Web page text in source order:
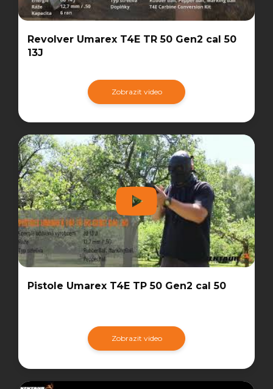
Revolver Umarex T4E TR 50 Gen2 cal 50
13J
Zobrazit video
Pistole Umarex T4E TP 50 Gen2 cal 50
Zobrazit video